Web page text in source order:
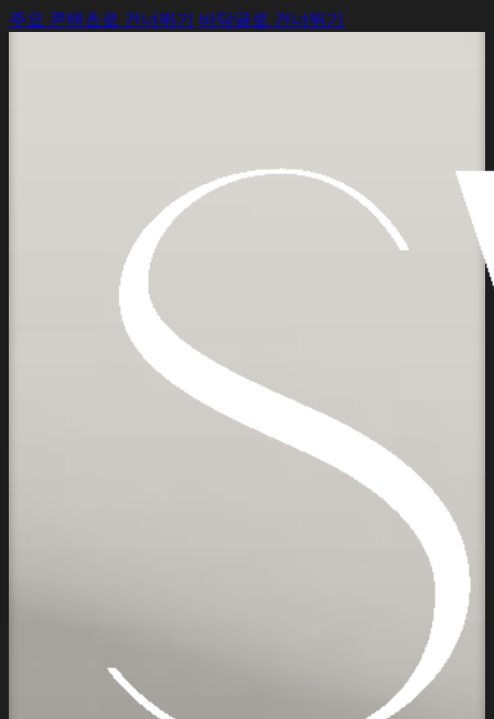
주요 콘텐츠로 건너뛰기 바닥글로 건너뛰기